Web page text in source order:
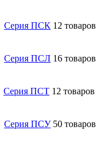
Серия ПСК 12 товаров
Серия ПСЛ 16 товаров
Серия ПСТ 12 товаров
Серия ПСУ 50 товаров